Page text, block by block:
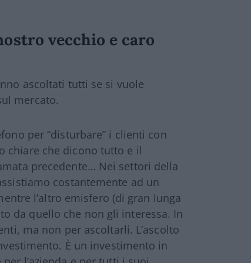
vecchio e caro
ascoltati tutti se si vuole
mercato.
per “disturbare” i clienti con
chiare che dicono tutto e il
precedente… Nei settori della
costantemente ad un
l’altro emisfero (di gran lunga
da quello che non gli interessa. In
ma non per ascoltarli. L’ascolto
È un investimento in